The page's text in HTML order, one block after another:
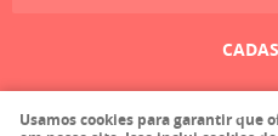
Faula Comercio de
Usamos cookies para garantir que